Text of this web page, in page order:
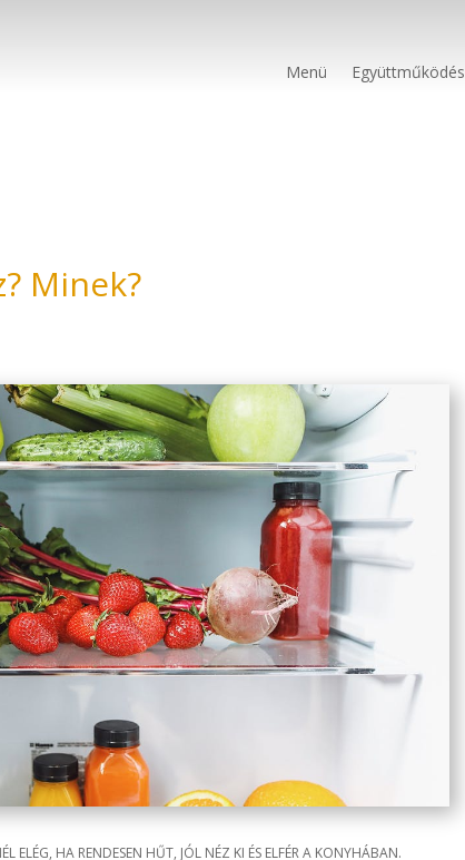
Menü Együttműködés
Minek?
ELÉG, HA RENDESEN HŰT, JÓL NÉZ KI ÉS ELFÉR A KONYHÁBAN.